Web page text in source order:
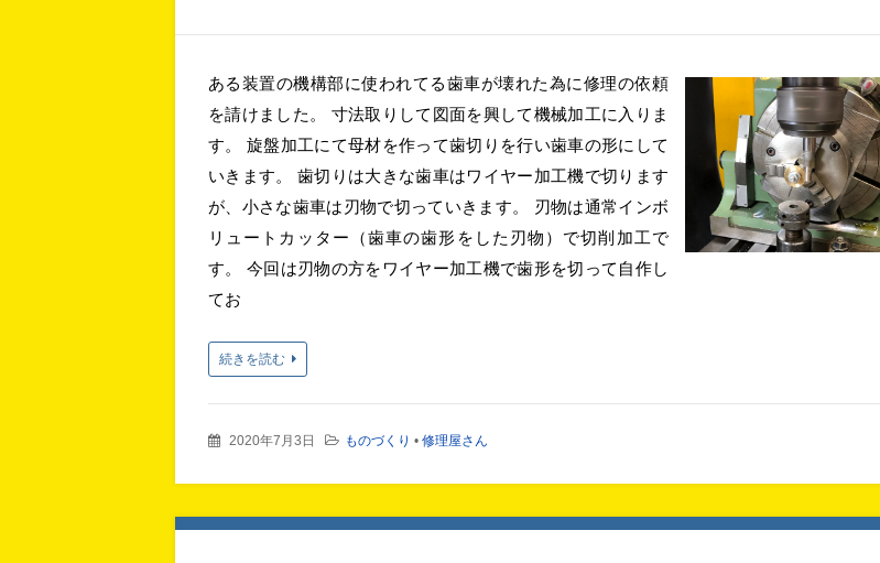
ある装置の機構部に使われてる歯車が壊れた為に修理の依頼
を請けました。 寸法取りして図面を興して機械加工に入りま
す。 旋盤加工にて母材を作って歯切りを行い歯車の形にして
いきます。 歯切りは大きな歯車はワイヤー加工機で切ります
が、小さな歯車は刃物で切っていきます。 刃物は通常インボ
リュートカッター（歯車の歯形をした刃物）で切削加工で
す。 今回は刃物の方をワイヤー加工機で歯形を切って自作し
てお
続きを読む
2020年7月3日 ものづくり • 修理屋さん